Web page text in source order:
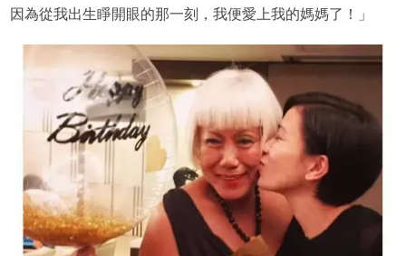
因為從我出生睜開眼的那一刻，我便愛上我的媽媽了！」